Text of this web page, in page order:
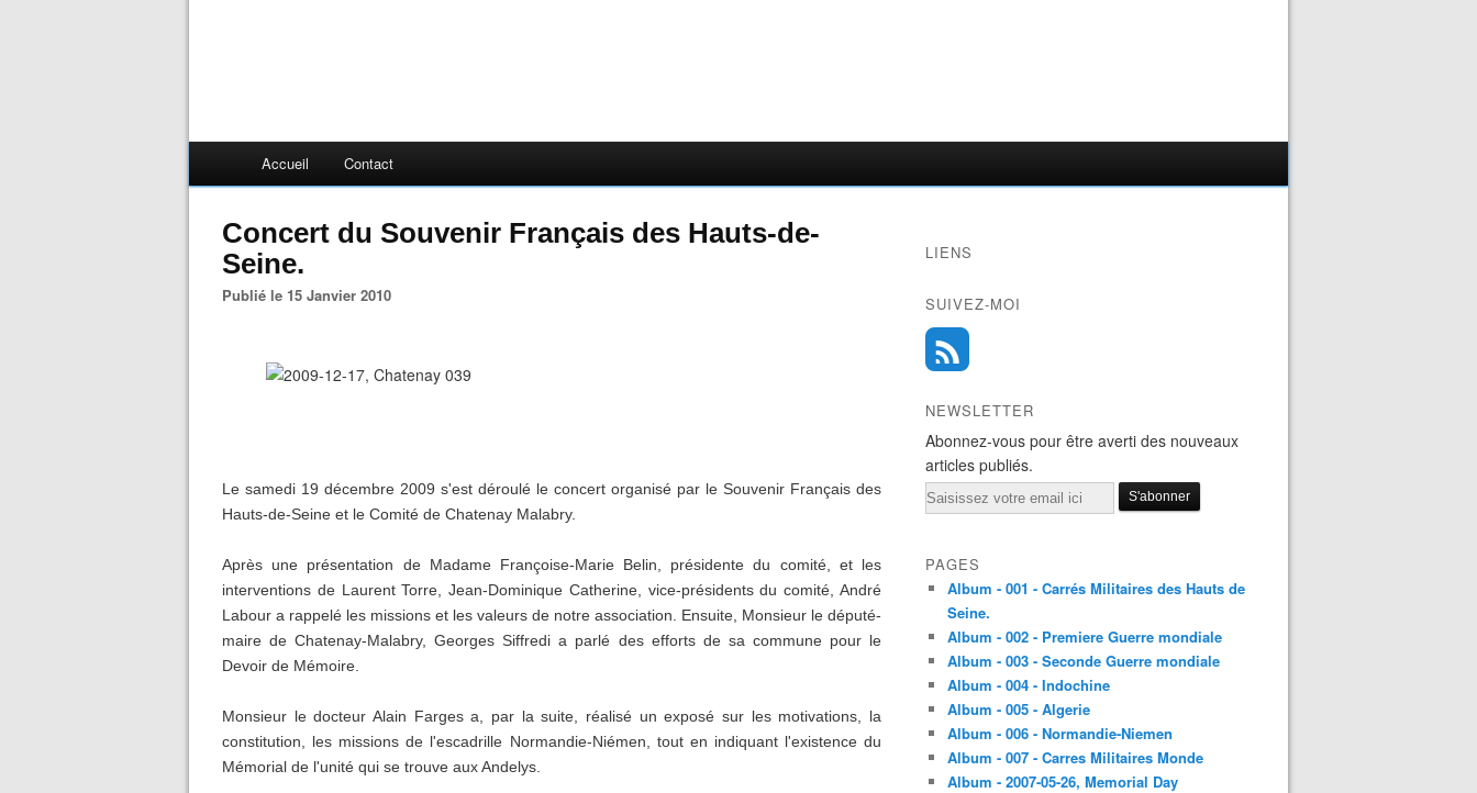
Accueil Contact
Concert du Souvenir Français des Hauts-de-
Seine.
Publié le 15 Janvier 2010
Le samedi 19 décembre 2009 s'est déroulé le concert organisé par le Souvenir Français des
Hauts-de-Seine et le Comité de Chatenay Malabry.
Après une présentation de Madame Françoise-Marie Belin, présidente du comité, et les
interventions de Laurent Torre, Jean-Dominique Catherine, vice-présidents du comité, André
Labour a rappelé les missions et les valeurs de notre association. Ensuite, Monsieur le député-
maire de Chatenay-Malabry, Georges Siffredi a parlé des efforts de sa commune pour le
Devoir de Mémoire.
Monsieur le docteur Alain Farges a, par la suite, réalisé un exposé sur les motivations, la
constitution, les missions de l'escadrille Normandie-Niémen, tout en indiquant l'existence du
Mémorial de l'unité qui se trouve aux Andelys.
LIENS
SUIVEZ-MOI
NEWSLETTER
Abonnez-vous pour être averti des nouveaux
articles publiés.
Email
PAGES
Album - 001 - Carrés Militaires des Hauts de
Seine.
Album - 002 - Premiere Guerre mondiale
Album - 003 - Seconde Guerre mondiale
Album - 004 - Indochine
Album - 005 - Algerie
Album - 006 - Normandie-Niemen
Album - 007 - Carres Militaires Monde
Album - 2007-05-26, Memorial Day